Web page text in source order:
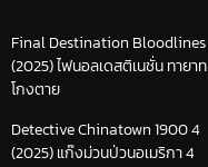
Final Destination Bloodlines
(2025) ไฟนอลเดสติเนชั่น ทายาท
โกงตาย
Detective Chinatown 1900 4
(2025) แก๊งม่วนป่วนอเมริกา 4